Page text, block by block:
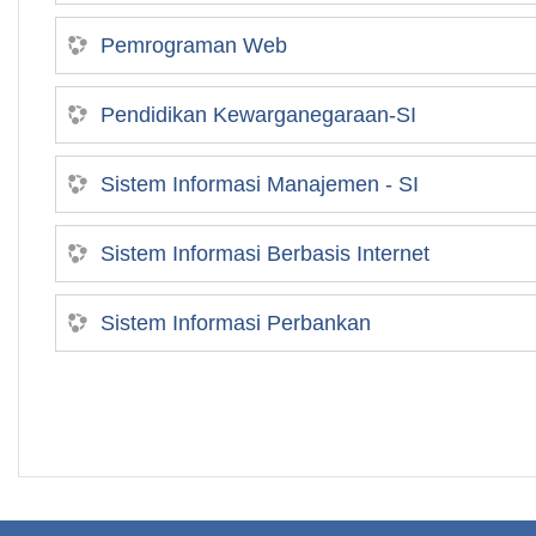
Pemrograman Web
Pendidikan Kewarganegaraan-SI
Sistem Informasi Manajemen - SI
Sistem Informasi Berbasis Internet
Sistem Informasi Perbankan